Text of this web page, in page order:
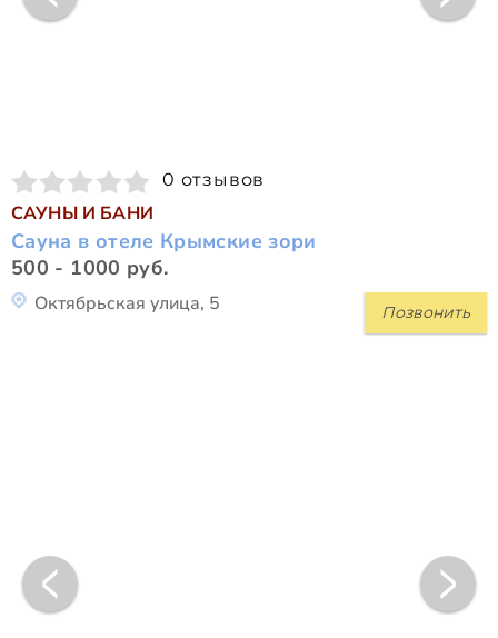
0 отзывов
САУНЫ И БАНИ
Сауна в отеле Крымские зори
500 - 1000 руб.
Позвонить
Октябрьская улица, 5